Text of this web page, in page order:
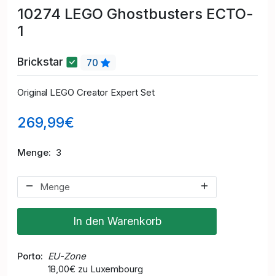
10274 LEGO Ghostbusters ECTO-
1
Brickstar 70
Original LEGO Creator Expert Set
269,99€
Menge 3
In den Warenkorb
Porto
EU-Zone
18,00€ zu Luxembourg